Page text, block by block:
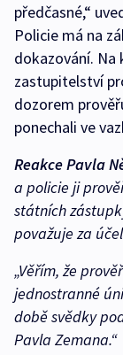
předčasné,“
Policie má na
dokazování.
zastupitelství
dozorem
ponechali ve
Reakce Pavla
a policie ji
státních
považuje za
„Věřím, že
jednostranné
době svědky
Pavla Zemana.“